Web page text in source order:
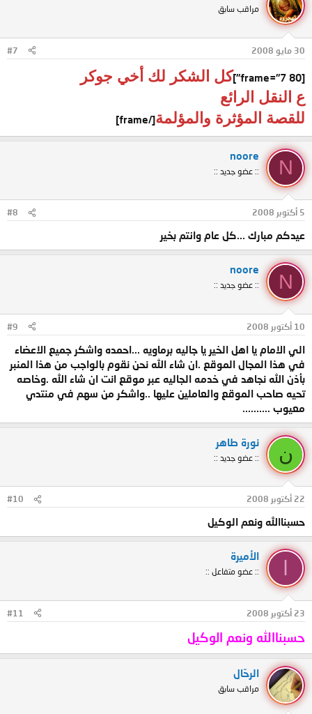
مراقب سابق
30 مايو 2008 #7
[frame="7 80"]
كل الشكر لك أخي جوكر
ع النقل الرائع
للقصة المؤثرة والمؤلمة[/frame]
N
noore
:: عضو جديد ::
5 أكتوبر 2008 #8
عيدكم مبارك ...كل عام وانتم بخير
N
noore
:: عضو جديد ::
10 أكتوبر 2008 #9
الي الامام يا اهل الخير يا جاليه برماويه ...احمده واشكر جميع الاعضاء
في هذا المجال الموقع .ان شاء الله نحن نقوم بالواجب من هذا المنبر
بأذن الله نجاهد في خدمه الجاليه عبر موقع انت ان شاء الله .وخاصه
تحيه صاحب الموقع والعاملين عليها ..واشكر من سهم في منتدي
معيوب ..........
ن
نورة طاهر
:: عضو جديد ::
22 أكتوبر 2008 #10
حسبناالله ونعم الوكيل
الأميرة
:: عضو متفاعل ::
23 أكتوبر 2008 #11
حسبناالله ونعم الوكيل
الرحّال
مراقب سابق